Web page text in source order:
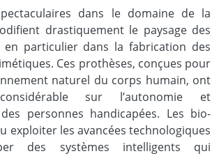
dans le domaine de la
drastiquement le paysage des
en particulier dans la fabrication des
Ces prothèses, conçues pour
naturel du corps humain, ont
sur l’autonomie et
des personnes handicapées. Les bio-
exploiter les avancées technologiques
des systèmes intelligents qui